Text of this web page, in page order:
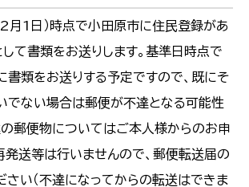
月1日）時点で小田原市に住民登録があ
て書類をお送りします。基準日時点で
書類をお送りする予定ですので、既にそ
でない場合は郵便が不達となる可能性
の郵便物についてはご本人様からのお申
発送等は行いませんので、郵便転送届の
さい（不達になってからの転送はできま